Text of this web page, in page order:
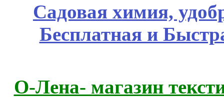
Садовая химия,
Бесплатная и
О-Лена- магазин